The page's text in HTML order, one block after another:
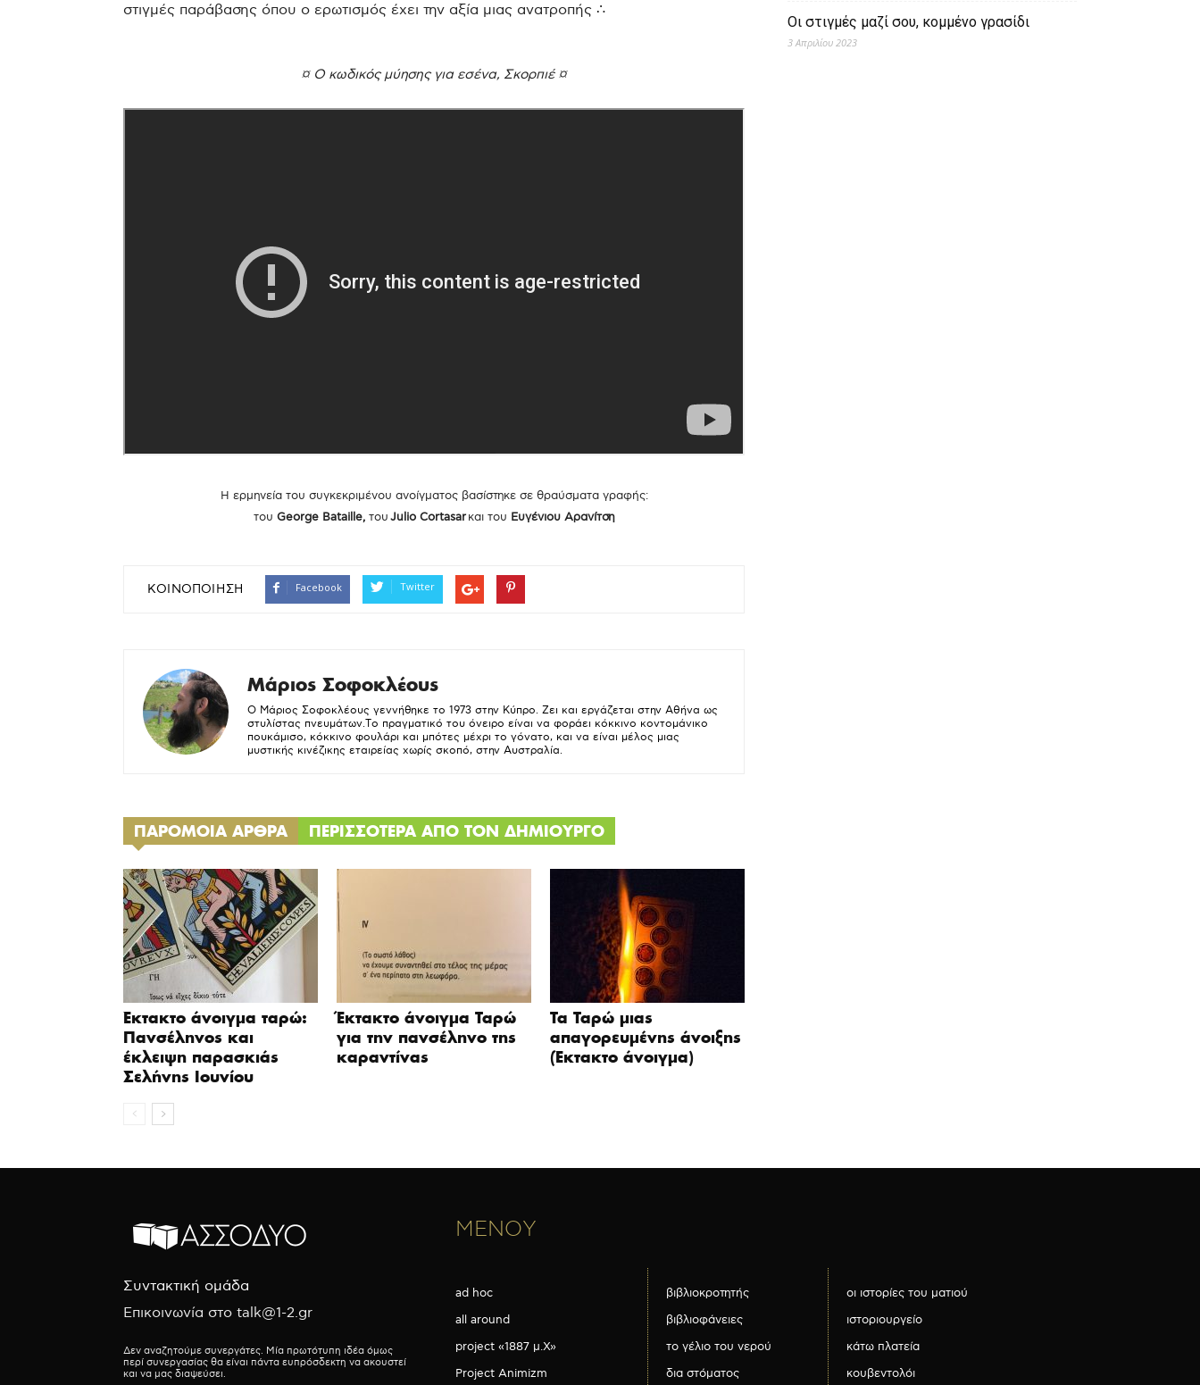
στιγμές παράβασης όπου ο ερωτισμός έχει την αξία μιας ανατροπής ∴
¤ Ο κωδικός μύησης για εσένα, Σκορπιέ ¤
Η ερμηνεία του συγκεκριμένου ανοίγματος βασίστηκε σε θραύσματα γραφής:
του George Bataille, τουJulio Cortasarκαι του Ευγένιου Αρανίτση
ΚΟΙΝΟΠΟΙΗΣΗ Facebook Twitter
Mάριος Σοφοκλέους
Ο Μάριος Σοφοκλέους γεννήθηκε το 1973 στην Κύπρο. Ζει και εργάζεται στην Αθήνα ως
στυλίστας πνευμάτων.Το πραγματικό του όνειρο είναι να φοράει κόκκινο κοντομάνικο
πουκάμισο, κόκκινο φουλάρι και μπότες μέχρι το γόνατο, και να είναι μέλος μιας
μυστικής κινέζικης εταιρείας χωρίς σκοπό, στην Αυστραλία.
ΠΑΡΟΜΟΙΑ ΑΡΘΡΑ ΠΕΡΙΣΣΟΤΕΡΑ ΑΠΟ ΤΟΝ ΔΗΜΙΟΥΡΓΟ
Έκτακτο άνοιγμα ταρώ:
Πανσέληνος και
έκλειψη παρασκιάς
Σελήνης Ιουνίου
Έκτακτο άνοιγμα Ταρώ
για την πανσέληνο της
καραντίνας
Τα Ταρώ μιας
απαγορευμένης άνοιξης
(Έκτακτο άνοιγμα)
Οι στιγμές μαζί σου, κομμένο γρασίδι
3 Απριλίου 2023
Συντακτική ομάδα
Επικοινωνία στο talk@1-2.gr
Δεν αναζητούμε συνεργάτες. Μία πρωτότυπη ιδέα όμως
περί συνεργασίας θα είναι πάντα ευπρόσδεκτη να ακουστεί
και να μας διαψεύσει.
ΜΕΝΟΥ
ad hoc
all around
project «1887 μ.Χ»
Project Animizm
βιβλιοκροτητής
βιβλιοφάνειες
το γέλιο του νερού
δια στόματος
οι ιστορίες του ματιού
ιστοριουργείο
κάτω πλατεία
κουβεντολόι